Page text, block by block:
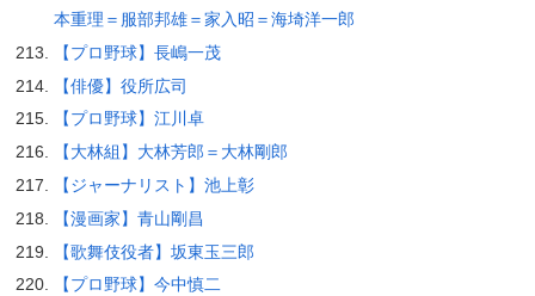
本重理＝服部邦雄＝家入昭＝海埼洋一郎
【プロ野球】長嶋一茂
【俳優】役所広司
【プロ野球】江川卓
【大林組】大林芳郎＝大林剛郎
【ジャーナリスト】池上彰
【漫画家】青山剛昌
【歌舞伎役者】坂東玉三郎
【プロ野球】今中慎二